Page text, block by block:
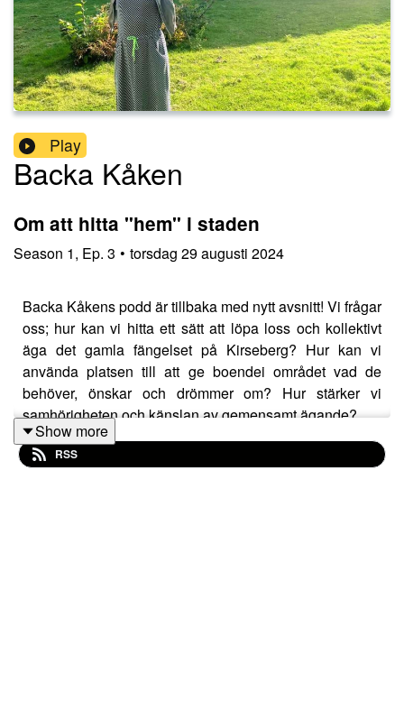
Play
Backa Kåken
Om att hitta "hem" i staden
Season 1, Ep. 3 • torsdag 29 augusti 2024
Backa Kåkens podd är tillbaka med nytt avsnitt! Vi frågar
oss; hur kan vi hitta ett sätt att löpa loss och kollektivt
äga det gamla fängelset på Kirseberg? Hur kan vi
använda platsen till att ge boendei området vad de
behöver, önskar och drömmer om? Hur stärker vi
samhörigheten och känslan av gemensamt ägande?
Show more
RSS